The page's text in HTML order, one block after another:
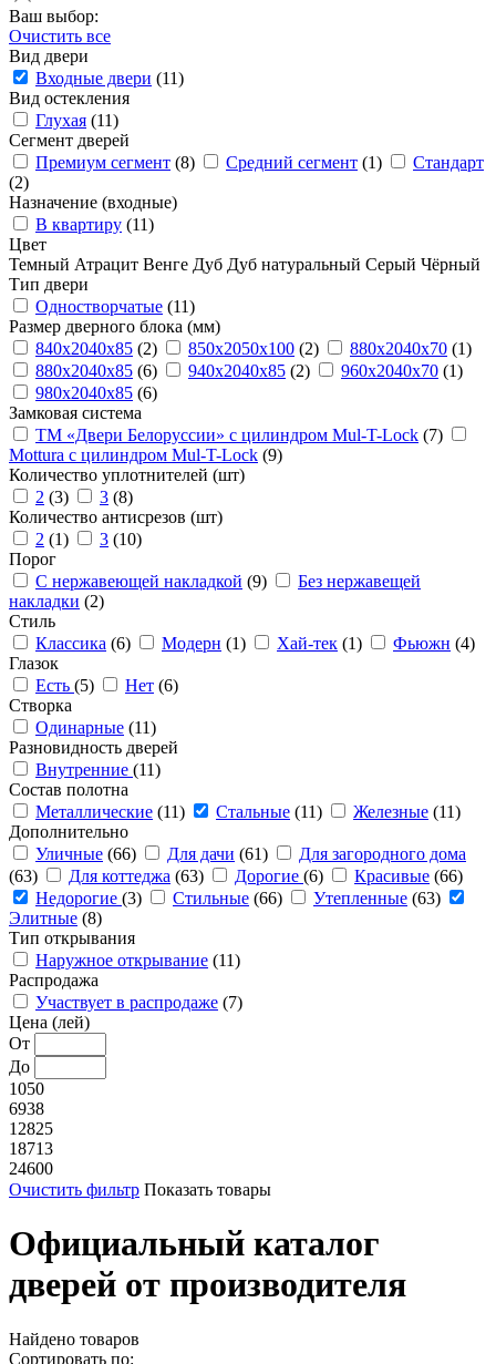
Ваш выбор:
Очистить все
Вид двери
Входные двери (11)
Вид остекления
Глухая (11)
Сегмент дверей
Премиум сегмент (8) Средний сегмент (1)
Стандарт
(2)
Назначение (входные)
В квартиру (11)
Цвет
Темный Атрацит Венге Дуб Дуб натуральный Серый Чёрный
Тип двери
Одностворчатые (11)
Размер дверного блока (мм)
840x2040x85 (2) 850x2050х100 (2) 880x2040x70 (1)
880x2040x85 (6) 940x2040x85 (2) 960x2040x70 (1)
980x2040x85 (6)
Замковая система
ТМ «Двери Белоруссии» с цилиндром Mul-T-Lock (7)
Mottura с цилиндром Mul-T-Lock (9)
Количество уплотнителей (шт)
2 (3) 3 (8)
Количество антисрезов (шт)
2 (1) 3 (10)
Порог
С нержавеющей накладкой (9)
Без нержавещей
накладки (2)
Стиль
Классика (6) Модерн (1) Хай-тек (1) Фьюжн (4)
Глазок
Есть (5) Нет (6)
Створка
Одинарные (11)
Разновидность дверей
Внутренние (11)
Состав полотна
Металлические (11) Стальные (11) Железные (11)
Дополнительно
Уличные (66) Для дачи (61)
Для загородного дома
(63)
Для коттеджа (63) Дорогие (6) Красивые (66)
Недорогие (3) Стильные (66) Утепленные (63)
Элитные (8)
Тип открывания
Наружное открывание (11)
Распродажа
Участвует в распродаже (7)
Цена (лей)
От
До
1050
6938
12825
18713
24600
Очистить фильтр Показать товары
Официальный каталог
дверей от производителя
Найдено товаров
Сортировать по: